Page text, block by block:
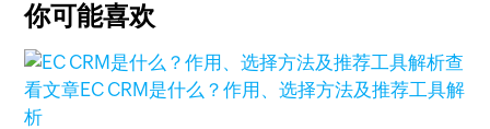
你可能喜欢
查
看文章EC CRM是什么？作用、选择方法及推荐工具解
析